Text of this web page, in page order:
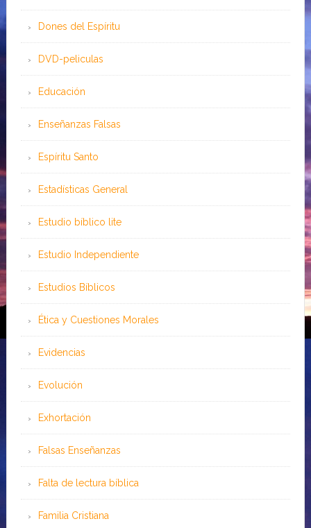
Dones del Espíritu
DVD-peliculas
Educación
Enseñanzas Falsas
Espíritu Santo
Estadísticas General
Estudio bíblico lite
Estudio Independiente
Estudios Bíblicos
Ética y Cuestiones Morales
Evidencias
Evolución
Exhortación
Falsas Enseñanzas
Falta de lectura bíblica
Familia Cristiana